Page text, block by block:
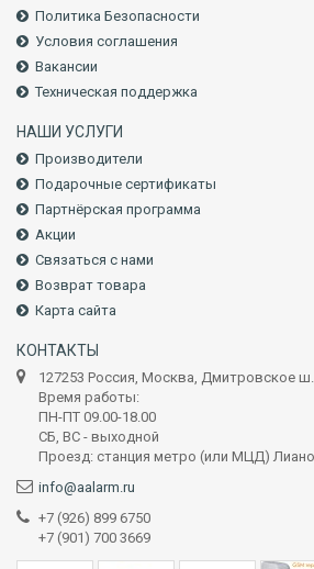
Политика Безопасности
Условия соглашения
Вакансии
Техническая поддержка
НАШИ УСЛУГИ
Производители
Подарочные сертификаты
Партнёрская программа
Акции
Связаться с нами
Возврат товара
Карта сайта
КОНТАКТЫ
127253 Россия, Москва, Дмитровское
Время работы:
ПН-ПТ 09.00-18.00
СБ, ВС - выходной
Проезд: станция метро (или МЦД)
info@aalarm.ru
+7 (926) 899 6750
+7 (901) 700 3669